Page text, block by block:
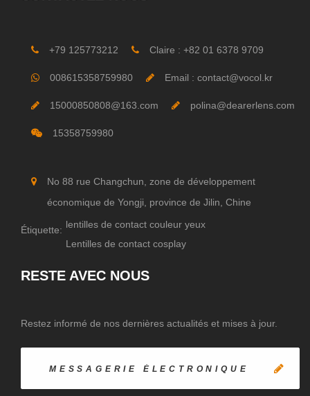
+79 125773212 Claire : +82 01 6378 9709
008615358759980 Email : contact@vocol.kr
15000850808@163.com polina@dearerlens.com
15358759980
No 88 rue Changchun, zone de développement
économique de Yongji, province de Jilin, Chine
Étiquette: lentilles de contact couleur yeux
Lentilles de contact cosplay
RESTE AVEC NOUS
Restez informé de nos dernières actualités et mises à jour.